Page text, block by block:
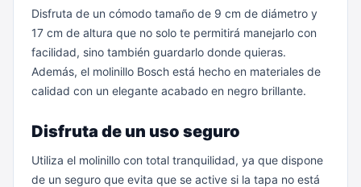
Disfruta de un cómodo tamaño de 9 cm de diámetro y
17 cm de altura que no solo te permitirá manejarlo con
facilidad, sino también guardarlo donde quieras.
Además, el molinillo Bosch está hecho en materiales de
calidad con un elegante acabado en negro brillante.
Disfruta de un uso seguro
Utiliza el molinillo con total tranquilidad, ya que dispone
de un seguro que evita que se active si la tapa no está